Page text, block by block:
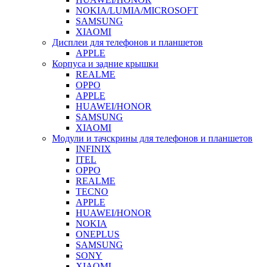
NOKIA/LUMIA/MICROSOFT
SAMSUNG
XIAOMI
Дисплеи для телефонов и планшетов
APPLE
Корпуса и задние крышки
REALME
OPPO
APPLE
HUAWEI/HONOR
SAMSUNG
XIAOMI
Модули и тачскрины для телефонов и планшетов
INFINIX
ITEL
OPPO
REALME
TECNO
APPLE
HUAWEI/HONOR
NOKIA
ONEPLUS
SAMSUNG
SONY